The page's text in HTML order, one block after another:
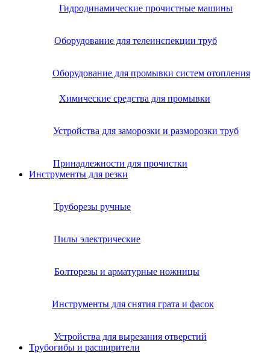
Гидродинамические прочистные машины
Оборудование для телеинспекции труб
Оборудование для промывки систем отопления
Химические средства для промывки
Устройства для заморозки и разморозки труб
Принадлежности для прочистки
Инструменты для резки
Труборезы ручные
Пилы электрические
Болторезы и арматурные ножницы
Инструменты для снятия грата и фасок
Устройства для вырезания отверстий
Трубогибы и расширители